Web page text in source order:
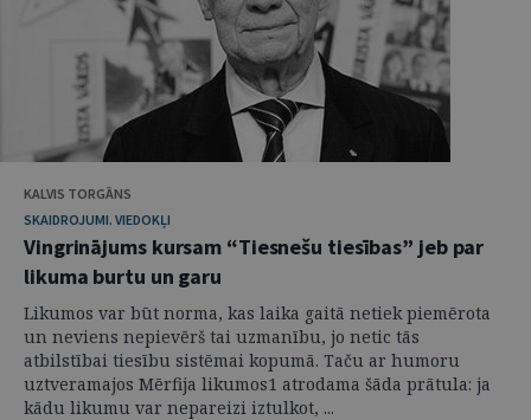
KALVIS TORGĀNS
SKAIDROJUMI. VIEDOKĻI
Vingrinājums kursam “Tiesnešu tiesības” jeb par
likuma burtu un garu
Likumos var būt norma, kas laika gaitā netiek piemērota
un neviens nepievērš tai uzmanību, jo netic tās
atbilstībai tiesību sistēmai kopumā. Taču ar humoru
uztveramajos Mērfija likumos1 atrodama šāda prātula: ja
kādu likumu var nepareizi iztulkot, ...